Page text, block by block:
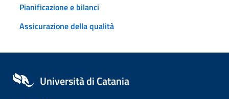
Pianificazione e bilanci
Assicurazione della qualità
Università di Catania